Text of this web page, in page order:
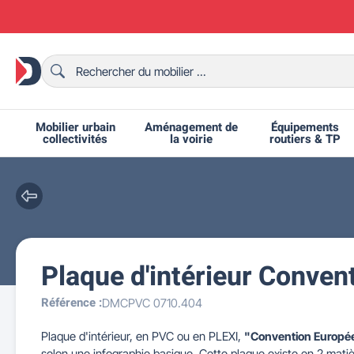
Mobilier urbain
collectivités
Bancs urbains
Aménagement de
la voirie
Bornes et potelets urbains
Équipements
routiers & TP
Ralentisseurs routiers
Grilles d'exposition
Fêtes et événements
Chaises de collectivité
Mobilier intérieur CHR
Chaises et bancs scolaires
Tables de ping-pong
Plaque d'intérieur
Référence :DMCPVC 0710.404
Plaque d'intérieur, en PVC ou en PLEXI, "Convention